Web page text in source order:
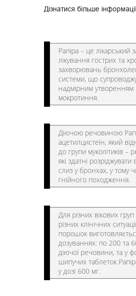
Дізнатися більше
Рапіра – це лікарський
лікування гострих та
захворювань
системи, що
надмірним утворенням
мокротиння.
Діючою речовиною
ацетилцистеїн, який
до групи муколітиків –
які здатні розріджувати
слиз у бронхах, у тому
гнійного походження.
Для різних вікових
різних клінічних
порошок
дозуваннях: по 200 та
діючої речовини, та у
шипучих таблеток
у дозі 600 мг.